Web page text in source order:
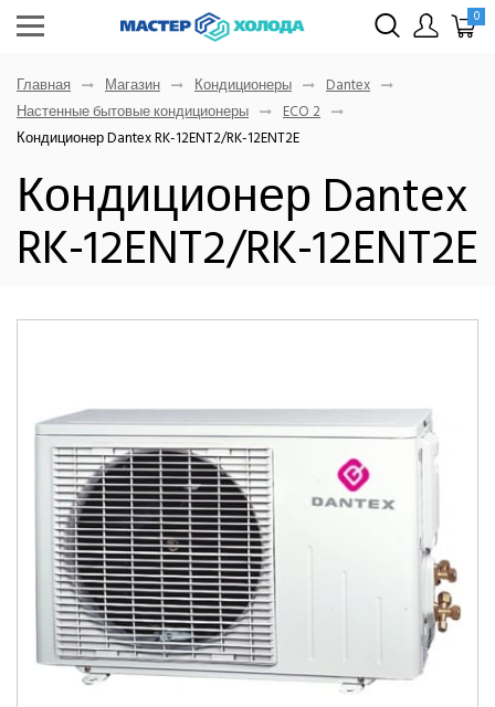
0
Главная Магазин Кондиционеры
Dantex
Настенные бытовые кондиционеры
ECO 2
Кондиционер Dantex RK-12ENT2/RK-12ENT2E
Кондиционер Dantex
RK-12ENT2/RK-12ENT2E